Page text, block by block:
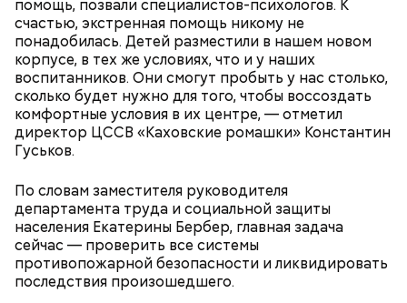
помощь, позвали специалистов-психологов. К
счастью, экстренная помощь никому не
понадобилась. Детей разместили в нашем новом
корпусе, в тех же условиях, что и у наших
воспитанников. Они смогут пробыть у нас столько,
сколько будет нужно для того, чтобы воссоздать
комфортные условия в их центре, — отметил
директор ЦССВ «Каховские ромашки» Константин
Гуськов.
По словам заместителя руководителя
департамента труда и социальной защиты
населения Екатерины Бербер, главная задача
сейчас — проверить все системы
противопожарной безопасности и ликвидировать
последствия произошедшего.
На Руси святителя Николая издавна считали
покровителем моряков, купцов и детей. Ему
молились и земледельцы — о хорошей погоде, о
добром урожае. Была поговорка: «Кто Николая
любит, кто Николаю служит, тому святой Николай
во всякий час помогает».
500 г помидоров;
150 г шпината;
50 г лиственного салата;
зелень петрушки, укропа;
1/2 стакана растительного масла;
уксус по вкусу;
30 г сахара.
уксусом, сахаром. Подать кабачки в холодном
виде, посыпать их рубленым укропом.